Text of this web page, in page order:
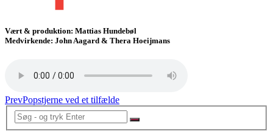
Vært & produktion: Mattias Hundebøl
Medvirkende: John Aagard & Thera Hoeijmans
PrevPopstjerne ved et tilfælde